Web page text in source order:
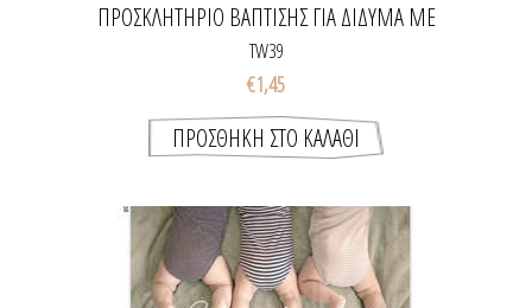
ΠΡΟΣΚΛΗΤΉΡΙΟ ΒΆΠΤΙΣΗΣ ΓΙΑ ΔΊΔΥΜΑ ΜΕ
ΟΥΡΆΝΙΟ ΤΌΞΟ
TW39
€1,45